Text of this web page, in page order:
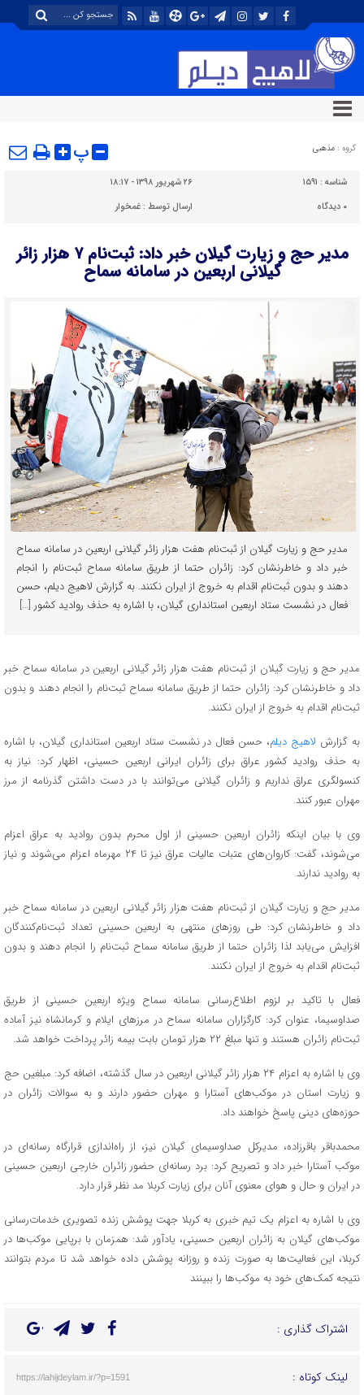
گروه : مذهبی پ
شناسه : ۱۵۹۱
۲۶ شهریور ۱۳۹۸ - ۱۸:۱۷
۰ دیدگاه ارسال توسط :غمخوار
مدیر حج و زیارت گیلان خبر داد: ثبت‌نام ۷ هزار زائر
گیلانی اربعین در سامانه سماح
مدیر حج و زیارت گیلان از ثبت‌نام هفت هزار زائر گیلانی اربعین در سامانه سماح
خبر داد و خاطرنشان کرد: زائران حتما از طریق سامانه سماح ثبت‌نام را انجام
دهند و بدون ثبت‌نام اقدام به خروج از ایران نکنند. به گزارش لاهیج دیلم، حسن
فعال در نشست ستاد اربعین استانداری گیلان، با اشاره به حذف روادید کشور […]
مدیر حج و زیارت گیلان از ثبت‌نام هفت هزار زائر گیلانی اربعین در سامانه سماح خبر
داد و خاطرنشان کرد: زائران حتما از طریق سامانه سماح ثبت‌نام را انجام دهند و بدون
ثبت‌نام اقدام به خروج از ایران نکنند.
به گزارش لاهیج دیلم، حسن فعال در نشست ستاد اربعین استانداری گیلان، با اشاره
به حذف روادید کشور عراق برای زائران ایرانی اربعین حسینی، اظهار کرد:‌ نیاز به
کنسولگری عراق نداریم و زائران گیلانی می‌توانند با در دست داشتن گذرنامه از مرز
مهران عبور کنند.
وی با بیان اینکه زائران اربعین حسینی از اول محرم بدون روادید به عراق اعزام
می‌شوند، گفت:‌ کاروان‌های عتبات عالیات عراق نیز تا ۲۴ مهرماه اعزام می‌شوند و نیاز
به روادید ندارند.
مدیر حج و زیارت گیلان از ثبت‌نام هفت هزار زائر گیلانی اربعین در سامانه سماح خبر
داد و خاطرنشان کرد:‌ طی روزهای منتهی به اربعین حسینی تعداد ثبت‌نام‌کنندگان
افزایش می‌یابد لذا زائران حتما از طریق سامانه سماح ثبت‌نام را انجام دهند و بدون
ثبت‌نام اقدام به خروج از ایران نکنند.
فعال با تاکید بر لزوم اطلاع‌رسانی سامانه سماح ویژه اربعین حسینی از طریق
صداوسیما، عنوان کرد: کارگزاران سامانه سماح در مرزهای ایلام و کرمانشاه نیز آماده
ثبت‌نام زائران هستند و تنها مبلغ ۲۲ هزار تومان بابت بیمه زائر پرداخت خواهد شد.
وی با اشاره به اعزام ۲۴ هزار زائر گیلانی اربعین در سال گذشته، اضافه کرد‌: مبلغین حج
و زیارت استان در موکب‌های آستارا و مهران حضور دارند و به سوالات زائران در
حوزه‌های دینی پاسخ خواهند داد.
محمدباقر باقرزاده، مدیرکل صداوسیمای گیلان نیز، از راه‌اندازی قرارگاه رسانه‌ای در
موکب آستارا خبر داد و تصریح کرد:‌ برد رسانه‌ای حضور زائران خارجی اربعین حسینی
در ایران و حال و هوای معنوی آنان برای زیارت کربلا مد نظر قرار دارد.
وی با اشاره به اعزام یک تیم خبری به کربلا جهت پوشش زنده تصویری خدمات‌رسانی
موکب‌های گیلان به زائران اربعین حسینی، یادآور شد:‌ همزمان با برپایی موکب‌ها در
کربلا، این فعالیت‌ها به صورت زنده و روزانه پوشش داده خواهد شد تا مردم بتوانند
نتیجه کمک‌های خود به موکب‌ها را ببینند
اشتراک گذاری :
لینک کوتاه : https://lahijdeylam.ir/?p=1591